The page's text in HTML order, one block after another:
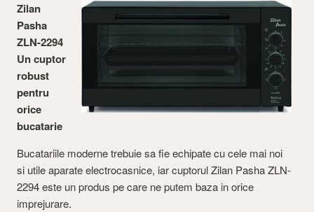
Zilan
Pasha
ZLN-2294
Un cuptor
robust
pentru
orice
bucatarie
Bucatariile moderne trebuie sa fie echipate cu cele mai noi
si utile aparate electrocasnice, iar cuptorul Zilan Pasha ZLN-
2294 este un produs pe care ne putem baza in orice
imprejurare.